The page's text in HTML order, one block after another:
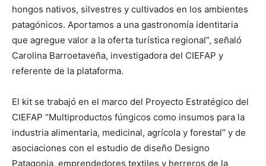
hongos nativos, silvestres y cultivados en los ambientes
patagónicos. Aportamos a una gastronomía identitaria
que agregue valor a la oferta turística regional”, señaló
Carolina Barroetaveña, investigadora del CIEFAP y
referente de la plataforma.
El kit se trabajó en el marco del Proyecto Estratégico del
CIEFAP “Multiproductos fúngicos como insumos para la
industria alimentaria, medicinal, agrícola y forestal” y de
asociaciones con el estudio de diseño Designo
Patagonia, emprendedores textiles y herreros de la